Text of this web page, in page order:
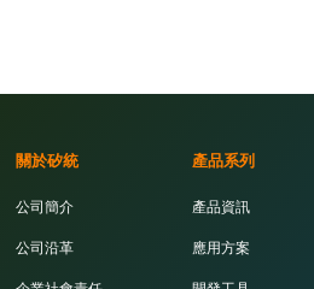
關於矽統
公司簡介
公司沿革
產品系列
產品資訊
應用方案